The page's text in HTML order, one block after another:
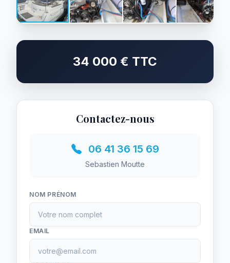
34 000 € TTC
Contactez-nous
06 41 36 15 69
Sebastien Moutte
NOM PRÉNOM
EMAIL